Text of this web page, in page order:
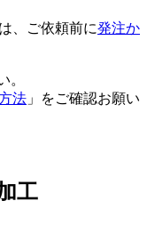
、ご依頼前に発注か
。
法 」をご確認お願い
工